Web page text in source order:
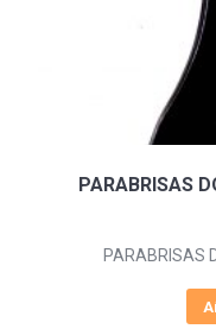
PARABRISAS
PARABRISAS